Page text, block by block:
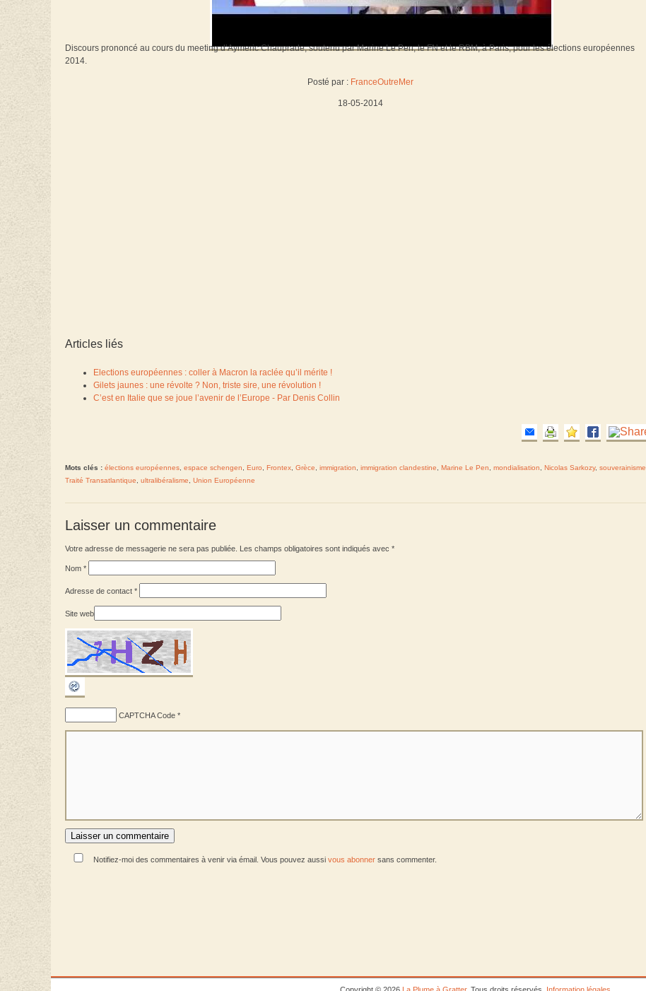
Discours prononcé au cours du meeting d’Aymeric Chauprade, soutenu par Marine Le Pen, le FN et le RBM, à Paris, pour les élections européennes
2014.
Posté par : FranceOutreMer
18-05-2014
Articles liés
Elections européennes : coller à Macron la raclée qu’il mérite !
Gilets jaunes : une révolte ? Non, triste sire, une révolution !
C’est en Italie que se joue l’avenir de l’Europe - Par Denis Collin
Mots clés : élections européennes espace schengen Euro Frontex Grèce immigration immigration clandestine Marine Le Pen mondialisation Nicolas Sarkozy, souverainisme
Traité Transatlantique
ultralibéralisme Union Européenne
Laisser un commentaire
Votre adresse de messagerie ne sera pas publiée. Les champs obligatoires sont indiqués avec *
Nom *
Adresse de contact *
Site web
CAPTCHA Code *
Notifiez-moi des commentaires à venir via émail. Vous pouvez aussi vous abonner sans commenter.